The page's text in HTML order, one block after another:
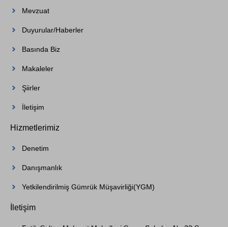
Mevzuat
Duyurular/Haberler
Basında Biz
Makaleler
Şiirler
İletişim
Hizmetlerimiz
Denetim
Danışmanlık
Yetkilendirilmiş Gümrük Müşavirliği(YGM)
İletişim